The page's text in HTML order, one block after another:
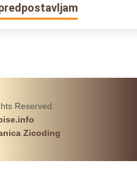
Reserved.
Zicoding